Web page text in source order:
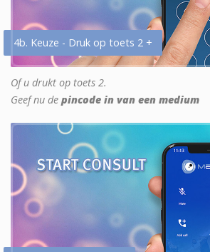
4b. Keuze - Druk op toets 2 +
Of u drukt op toets 2.
Geef nu de pincode in van een medium